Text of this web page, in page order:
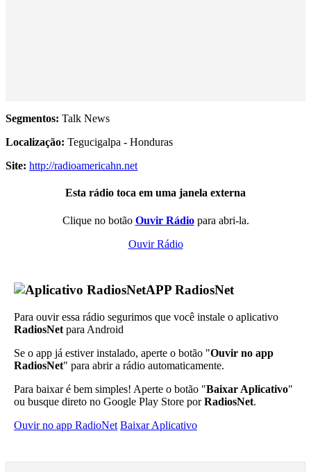
Segmentos: Talk News
Localização: Tegucigalpa - Honduras
Site: http://radioamericahn.net
Esta rádio toca em uma janela externa
Clique no botão Ouvir Rádiopara abri-la.
Ouvir Rádio
APP RadiosNet
Para ouvir essa rádio segurimos que você instale o aplicativo
RadiosNet para Android
Se o app já estiver instalado, aperte o botão "Ouvir no app
RadiosNet" para abrir a rádio automaticamente.
Para baixar é bem simples! Aperte o botão "Baixar Aplicativo"
ou busque direto no Google Play Store porRadiosNet.
Ouvir no app RadioNet Baixar Aplicativo